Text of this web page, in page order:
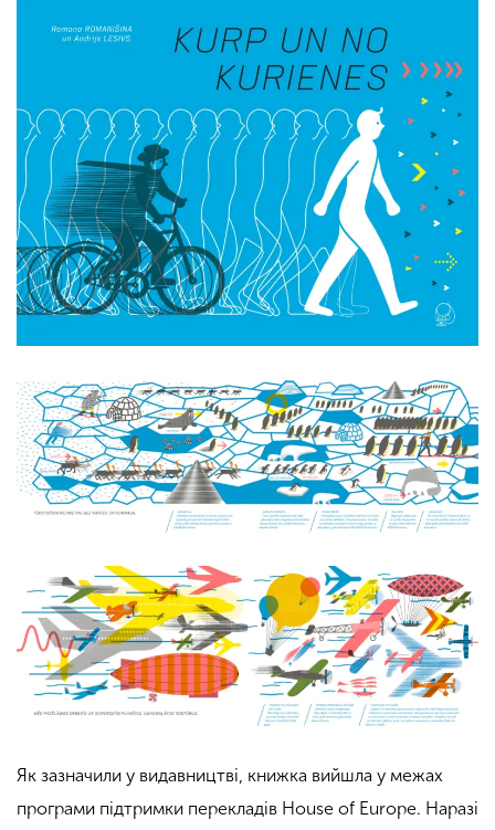
Як зазначили у видавництві, книжка вийшла у межах
програми підтримки перекладів House of Europe. Наразі